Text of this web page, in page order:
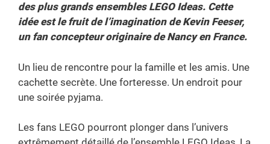
des plus grands ensembles LEGO Ideas. Cette
idée est le fruit de l’imagination de Kevin Feeser,
un fan concepteur originaire de Nancy en France.
Un lieu de rencontre pour la famille et les amis. Une
cachette secrète. Une forteresse. Un endroit pour
une soirée pyjama.
Les fans LEGO pourront plonger dans l’univers